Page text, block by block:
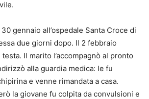
gennaio all’ospedale Santa Croce di
due giorni dopo. Il 2 febbraio
Il marito l’accompagnò al pronto
alla guardia medica: le fu
e venne rimandata a casa.
la giovane fu colpita da convulsioni e